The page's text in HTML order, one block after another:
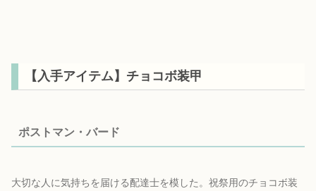
【入手アイテム】チョコボ装甲
ポストマン・バード
大切な人に気持ちを届ける配達士を模した。祝祭用のチョコボ装